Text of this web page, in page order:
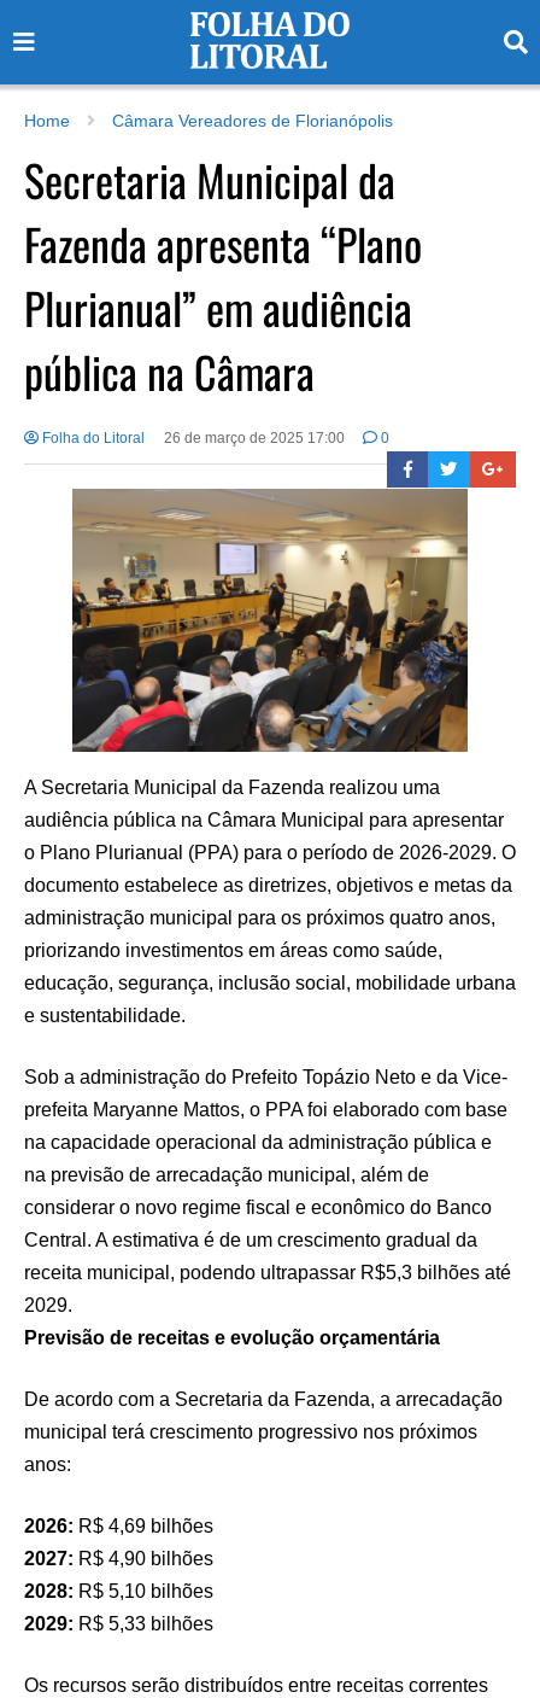
Home Câmara Vereadores de Florianópolis
Secretaria Municipal da
Fazenda apresenta “Plano
Plurianual” em audiência
pública na Câmara
Folha do Litoral 26 de março de 2025 17:00 0
A Secretaria Municipal da Fazenda realizou uma
audiência pública na Câmara Municipal para apresentar
o Plano Plurianual (PPA) para o período de 2026-2029. O
documento estabelece as diretrizes, objetivos e metas da
administração municipal para os próximos quatro anos,
priorizando investimentos em áreas como saúde,
educação, segurança, inclusão social, mobilidade urbana
e sustentabilidade.
Sob a administração do Prefeito Topázio Neto e da Vice-
prefeita Maryanne Mattos, o PPA foi elaborado com base
na capacidade operacional da administração pública e
na previsão de arrecadação municipal, além de
considerar o novo regime fiscal e econômico do Banco
Central. A estimativa é de um crescimento gradual da
receita municipal, podendo ultrapassar R$5,3 bilhões até
2029.
Previsão de receitas e evolução orçamentária
De acordo com a Secretaria da Fazenda, a arrecadação
municipal terá crescimento progressivo nos próximos
anos:
2026: R$ 4,69 bilhões
2027: R$ 4,90 bilhões
2028: R$ 5,10 bilhões
2029: R$ 5,33 bilhões
Os recursos serão distribuídos entre receitas correntes